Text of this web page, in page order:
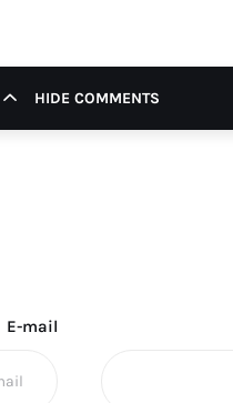
HIDE COMMENTS
E-mail